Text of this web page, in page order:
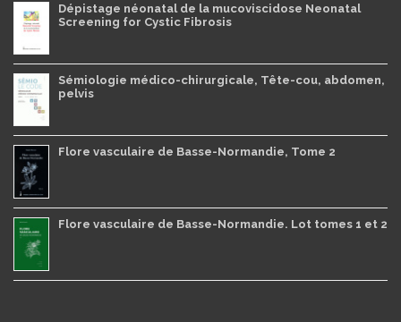
Dépistage néonatal de la mucoviscidose Neonatal
Screening for Cystic Fibrosis
Sémiologie médico-chirurgicale, Tête-cou, abdomen,
pelvis
Flore vasculaire de Basse-Normandie, Tome 2
Flore vasculaire de Basse-Normandie. Lot tomes 1 et 2